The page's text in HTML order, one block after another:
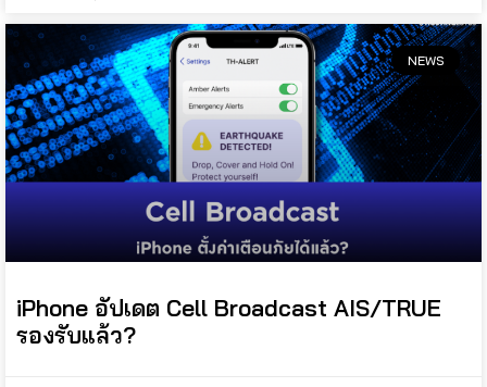
NEWS
iPhone อัปเดต Cell Broadcast AIS/TRUE
รองรับแล้ว?